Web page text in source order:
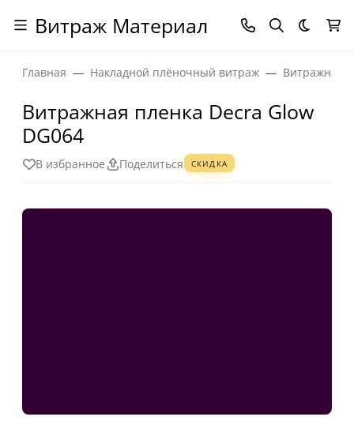
Витраж Материал Темная
Главная Накладной плёночный витраж Витражная
Витражная пленка Decra Glow
DG064
В избранное Поделиться СКИДКА